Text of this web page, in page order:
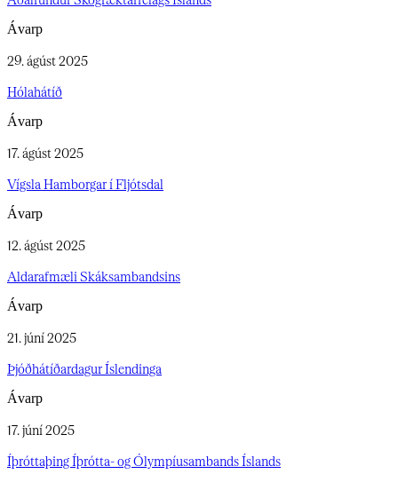
Ávarp
29. ágúst 2025
Hólahátíð​​​​‌ ‍ ​‍​‍‌‍ ‌ ​‍‌‍‍‌‌‍‌ ‌‍‍‌‌‍ ‍​‍​‍​ ‍‍​‍​‍‌ ​ ‌‍​‌‌‍ ‍‌‍‍‌‌ ‌​‌ ‍‌​‍ ‍‌‍‍‌‌‍ ​‍​‍​‍ ​​‍​‍‌‍‍​‌ ​‍‌‍‌‌‌‍‌‍​‍​‍​ ‍‍​‍​‍‌‍‍​‌ ‌​‌ ‌​‌ ​​‌ ​ ​‍ ​‍ ‌‍‌‍‌‍ ‌ ​‍‌ ​ ‌‍‌‌‌ ‌​‌‍‍‌​‍ ‌‌‍‍‌‌ ​ ‌‍ ​‌‍​‌‌‍ ‍‌‍‌​‌ ​ ​‍ ‍‌ ‌‍‌‍‌‌‌ ​‍‌‍​ ‌‍‌‌‌‍ ​​‍ ‍‌‍​‌‌ ​​‌ ​​​‍ ‌ ​ ‌ ‌​‌ ‌‌‌‍‌​‌‍‍‌‌‍ ​‍ ‌‍‍‌‌‍ ‍‌ ‌​‌‍‌‌‌‍ ‍‌ ‌​​‍ ‌‍‌‌‌‍‌​‌‍‍‌‌ ‌​​‍ ‌‍ ‌‌‍ ‌‍‌​‌‍‌‌​ ‌‌ ​​‌ ​‍‌‍‌‌‌ ​ ‌‍‌‌‌‍ ‍‌ ‌​‌‍​‌‌ ‌​‌‍‍‌‌‍ ‌‍ ‍​ ‍ ‌‍‍‌‌‍‌​​ ‌‌‍​ ​ ‍‌​ ‌​​ ‌‌​ ‌‌‌‍​ ‌‍‌‍​ ​ ​‍ ‌‌‍​ ​ ‍‌‌‍‌‌​ ​ ​‍ ‌​ ‌​​ ‌‌​ ‌‌​ ‌ ​‍ ‌​ ‍​​ ‌​‌‍‌​‌‍‌‌​‍ ‌​ ​‌​ ‌ ​ ‌‍​ ​​‌‍​ ​ ‌‌​ ‍‌‌‍‌‌​ ‍‌​ ​‍​ ‌‌‌‍‌‍​ ‍ ‌ ‌​‌ ‍‌‌ ​​‌‍‌‌​ ‌‌ ​ ‌ ​​‌‍‌‌‌‍‌‌‌‍​ ‌‍‍​​ ‍ ‌ ​​‌‍​‌‌ ‌​‌‍‍​​ ‌‌ ‌​‌‍‍‌‌ ‌​‌‍ ​‌‍‌‌​ ‌‍​‍‌‍​‌‌ ​ ‌‍‌‌‌‌‌‌‌ ​‍‌‍ ​​ ‌‌‍‍​‌ ‌​‌ ‌​‌ ​​‌ ​ ​‍‌‌​ ​‍‌​‌‍​‍‌‌​ ​‍‌​‌‍‌‍‌‍‌‍ ‌ ​‍‌ ​ ‌‍‌‌‌ ‌​‌‍‍‌​‍ ‌‌‍‍‌‌ ​ ‌‍ ​‌‍​‌‌‍ ‍‌‍‌​‌ ​ ​‍ ‍‌ ‌‍‌‍‌‌‌ ​‍‌‍​ ‌‍‌‌‌‍ ​​‍ ‍‌‍​‌‌ ​​‌ ​​​‍‌‌​ ​‍‌​‌‍‌ ​ ‌ ‌​‌ ‌‌‌‍‌​‌‍‍‌‌‍ ​‍‌‍‌‍‍‌‌‍‌​​ ‌‌‍​ ​ ‍‌​ ‌​​ ‌‌​ ‌‌‌‍​ ‌‍‌‍​ ​ ​‍ ‌‌‍​ ​ ‍‌‌‍‌‌​ ​ ​‍ ‌​ ‌​​ ‌‌​ ‌‌​ ‌ ​‍ ‌​ ‍​​ ‌​‌‍‌​‌‍‌‌​‍ ‌​ ​‌​ ‌ ​ ‌‍​ ​​‌‍​ ​ ‌‌​ ‍‌‌‍‌‌​ ‍‌​ ​‍​ ‌‌‌‍‌‍​‍‌‍‌ ‌​‌ ‍‌‌ ​​‌‍‌‌​ ‌‌ ​ ‌ ​​‌‍‌‌‌‍‌‌‌‍​ ‌‍‍​​‍‌‍‌ ​​‌‍​‌‌ ‌​‌‍‍​​ ‌‌ ‌​‌‍‍‌‌ ‌​‌‍ ​‌‍‌‌​‍‌‍‌ ​​‌‍‌‌‌ ​‍‌ ​ ‌ ​​‌‍‌‌‌‍​ ‌ ‌​‌‍‍‌‌ ‌‍‌‍‌‌​ ‌‌ ​​‌ ‌‌‌‍​‍‌‍ ​‌‍‍‌‌ ​ ‌‍‍​‌‍‌‌‌‍‌​​‍​‍‌ ‌
Ávarp
17. ágúst 2025
Vígsla Hamborgar í Fljótsdal​​​​‌ ‍ ​‍​‍‌‍ ‌ ​‍‌‍‍‌‌‍‌ ‌‍‍‌‌‍ ‍​‍​‍​ ‍‍​‍​‍‌ ​ ‌‍​‌‌‍ ‍‌‍‍‌‌ ‌​‌ ‍‌​‍ ‍‌‍‍‌‌‍ ​‍​‍​‍ ​​‍​‍‌‍‍​‌ ​‍‌‍‌‌‌‍‌‍​‍​‍​ ‍‍​‍​‍‌‍‍​‌ ‌​‌ ‌​‌ ​​‌ ​ ​‍ ​‍ ‌‍‌‍‌‍ ‌ ​‍‌ ​ ‌‍‌‌‌ ‌​‌‍‍‌​‍ ‌‌‍‍‌‌ ​ ‌‍ ​‌‍​‌‌‍ ‍‌‍‌​‌ ​ ​‍ ‍‌ ‌‍‌‍‌‌‌ ​‍‌‍​ ‌‍‌‌‌‍ ​​‍ ‍‌‍​‌‌ ​​‌ ​​​‍ ‌ ​ ‌ ‌​‌ ‌‌‌‍‌​‌‍‍‌‌‍ ​‍ ‌‍‍‌‌‍ ‍‌ ‌​‌‍‌‌‌‍ ‍‌ ‌​​‍ ‌‍‌‌‌‍‌​‌‍‍‌‌ ‌​​‍ ‌‍ ‌‌‍ ‌‍‌​‌‍‌‌​ ‌‌ ​​‌ ​‍‌‍‌‌‌ ​ ‌‍‌‌‌‍ ‍‌ ‌​‌‍​‌‌ ‌​‌‍‍‌‌‍ ‌‍ ‍​ ‍ ‌‍‍‌‌‍‌​​ ‌​ ​​​ ‍​​ ‌​​ ‍​​ ‍‌​ ‍‌​ ​‌‌‍​‍​‍ ‌​ ​‍​ ‌‍‌‍‌‌​ ‌ ​‍ ‌​ ‌​‌‍​ ​ ​‌‌‍​‍​‍ ‌​ ‍‌​ ‍​​ ‌‌​ ‌ ​‍ ‌‌‍‌‍​ ​‌‌‍​‍​ ​ ​ ​‌‌‍‌​​ ‍‌​ ‍​​ ​ ‌‍‌‍​ ‍‌‌‍​ ​ ‍ ‌ ‌​‌ ‍‌‌ ​​‌‍‌‌​ ‌‌ ​ ‌ ​​‌‍‌‌‌‍‌‌‌‍​ ‌‍‍​​ ‍ ‌ ​​‌‍​‌‌ ‌​‌‍‍​​ ‌‌ ‌​‌‍‍‌‌ ‌​‌‍ ​‌‍‌‌​ ‌‍​‍‌‍​‌‌ ​ ‌‍‌‌‌‌‌‌‌ ​‍‌‍ ​​ ‌‌‍‍​‌ ‌​‌ ‌​‌ ​​‌ ​ ​‍‌‌​ ​‍‌​‌‍​‍‌‌​ ​‍‌​‌‍‌‍‌‍‌‍ ‌ ​‍‌ ​ ‌‍‌‌‌ ‌​‌‍‍‌​‍ ‌‌‍‍‌‌ ​ ‌‍ ​‌‍​‌‌‍ ‍‌‍‌​‌ ​ ​‍ ‍‌ ‌‍‌‍‌‌‌ ​‍‌‍​ ‌‍‌‌‌‍ ​​‍ ‍‌‍​‌‌ ​​‌ ​​​‍‌‌​ ​‍‌​‌‍‌ ​ ‌ ‌​‌ ‌‌‌‍‌​‌‍‍‌‌‍ ​‍‌‍‌‍‍‌‌‍‌​​ ‌​ ​​​ ‍​​ ‌​​ ‍​​ ‍‌​ ‍‌​ ​‌‌‍​‍​‍ ‌​ ​‍​ ‌‍‌‍‌‌​ ‌ ​‍ ‌​ ‌​‌‍​ ​ ​‌‌‍​‍​‍ ‌​ ‍‌​ ‍​​ ‌‌​ ‌ ​‍ ‌‌‍‌‍​ ​‌‌‍​‍​ ​ ​ ​‌‌‍‌​​ ‍‌​ ‍​​ ​ ‌‍‌‍​ ‍‌‌‍​ ​‍‌‍‌ ‌​‌ ‍‌‌ ​​‌‍‌‌​ ‌‌ ​ ‌ ​​‌‍‌‌‌‍‌‌‌‍​ ‌‍‍​​‍‌‍‌ ​​‌‍​‌‌ ‌​‌‍‍​​ ‌‌ ‌​‌‍‍‌‌ ‌​‌‍ ​‌‍‌‌​‍‌‍‌ ​​‌‍‌‌‌ ​‍‌ ​ ‌ ​​‌‍‌‌‌‍​ ‌ ‌​‌‍‍‌‌ ‌‍‌‍‌‌​ ‌‌ ​​‌ ‌‌‌‍​‍‌‍ ​‌‍‍‌‌ ​ ‌‍‍​‌‍‌‌‌‍‌​​‍​‍‌ ‌
Ávarp
12. ágúst 2025
Aldarafmæli Skáksambandsins​​​​‌ ‍ ​‍​‍‌‍ ‌ ​‍‌‍‍‌‌‍‌ ‌‍‍‌‌‍ ‍​‍​‍​ ‍‍​‍​‍‌ ​ ‌‍​‌‌‍ ‍‌‍‍‌‌ ‌​‌ ‍‌​‍ ‍‌‍‍‌‌‍ ​‍​‍​‍ ​​‍​‍‌‍‍​‌ ​‍‌‍‌‌‌‍‌‍​‍​‍​ ‍‍​‍​‍‌‍‍​‌ ‌​‌ ‌​‌ ​​‌ ​ ​‍ ​‍ ‌‍‌‍‌‍ ‌ ​‍‌ ​ ‌‍‌‌‌ ‌​‌‍‍‌​‍ ‌‌‍‍‌‌ ​ ‌‍ ​‌‍​‌‌‍ ‍‌‍‌​‌ ​ ​‍ ‍‌ ‌‍‌‍‌‌‌ ​‍‌‍​ ‌‍‌‌‌‍ ​​‍ ‍‌‍​‌‌ ​​‌ ​​​‍ ‌ ​ ‌ ‌​‌ ‌‌‌‍‌​‌‍‍‌‌‍ ​‍ ‌‍‍‌‌‍ ‍‌ ‌​‌‍‌‌‌‍ ‍‌ ‌​​‍ ‌‍‌‌‌‍‌​‌‍‍‌‌ ‌​​‍ ‌‍ ‌‌‍ ‌‍‌​‌‍‌‌​ ‌‌ ​​‌ ​‍‌‍‌‌‌ ​ ‌‍‌‌‌‍ ‍‌ ‌​‌‍​‌‌ ‌​‌‍‍‌‌‍ ‌‍ ‍​ ‍ ‌‍‍‌‌‍‌​​ ‌​ ‌‌​ ‌‌​ ​‍​ ​‍​ ‌ ​ ‌‌‌‍​‍​ ​​​‍ ‌​ ‌‌​ ‌‍‌‍‌​​ ‌‍​‍ ‌​ ‌​​ ‍​​ ​‌​ ‍​​‍ ‌‌‍​‍​ ‌​‌‍​ ​ ‌‌​‍ ‌​ ‌‍​ ​ ​ ​‌​ ​‍​ ‌​​ ​ ‌‍‌‌​ ‍‌‌‍‌​​ ‌‌‌‍​‌‌‍​‍​ ‍ ‌ ‌​‌ ‍‌‌ ​​‌‍‌‌​ ‌‌ ​ ‌ ​​‌‍‌‌‌‍‌‌‌‍​ ‌‍‍​​ ‍ ‌ ​​‌‍​‌‌ ‌​‌‍‍​​ ‌‌ ‌​‌‍‍‌‌ ‌​‌‍ ​‌‍‌‌​ ‌‍​‍‌‍​‌‌ ​ ‌‍‌‌‌‌‌‌‌ ​‍‌‍ ​​ ‌‌‍‍​‌ ‌​‌ ‌​‌ ​​‌ ​ ​‍‌‌​ ​‍‌​‌‍​‍‌‌​ ​‍‌​‌‍‌‍‌‍‌‍ ‌ ​‍‌ ​ ‌‍‌‌‌ ‌​‌‍‍‌​‍ ‌‌‍‍‌‌ ​ ‌‍ ​‌‍​‌‌‍ ‍‌‍‌​‌ ​ ​‍ ‍‌ ‌‍‌‍‌‌‌ ​‍‌‍​ ‌‍‌‌‌‍ ​​‍ ‍‌‍​‌‌ ​​‌ ​​​‍‌‌​ ​‍‌​‌‍‌ ​ ‌ ‌​‌ ‌‌‌‍‌​‌‍‍‌‌‍ ​‍‌‍‌‍‍‌‌‍‌​​ ‌​ ‌‌​ ‌‌​ ​‍​ ​‍​ ‌ ​ ‌‌‌‍​‍​ ​​​‍ ‌​ ‌‌​ ‌‍‌‍‌​​ ‌‍​‍ ‌​ ‌​​ ‍​​ ​‌​ ‍​​‍ ‌‌‍​‍​ ‌​‌‍​ ​ ‌‌​‍ ‌​ ‌‍​ ​ ​ ​‌​ ​‍​ ‌​​ ​ ‌‍‌‌​ ‍‌‌‍‌​​ ‌‌‌‍​‌‌‍​‍​‍‌‍‌ ‌​‌ ‍‌‌ ​​‌‍‌‌​ ‌‌ ​ ‌ ​​‌‍‌‌‌‍‌‌‌‍​ ‌‍‍​​‍‌‍‌ ​​‌‍​‌‌ ‌​‌‍‍​​ ‌‌ ‌​‌‍‍‌‌ ‌​‌‍ ​‌‍‌‌​‍‌‍‌ ​​‌‍‌‌‌ ​‍‌ ​ ‌ ​​‌‍‌‌‌‍​ ‌ ‌​‌‍‍‌‌ ‌‍‌‍‌‌​ ‌‌ ​​‌ ‌‌‌‍​‍‌‍ ​‌‍‍‌‌ ​ ‌‍‍​‌‍‌‌‌‍‌​​‍​‍‌ ‌
Ávarp
21. júní 2025
Þjóðhátíðardagur Íslendinga​​​​‌ ‍ ​‍​‍‌‍ ‌ ​‍‌‍‍‌‌‍‌ ‌‍‍‌‌‍ ‍​‍​‍​ ‍‍​‍​‍‌ ​ ‌‍​‌‌‍ ‍‌‍‍‌‌ ‌​‌ ‍‌​‍ ‍‌‍‍‌‌‍ ​‍​‍​‍ ​​‍​‍‌‍‍​‌ ​‍‌‍‌‌‌‍‌‍​‍​‍​ ‍‍​‍​‍‌‍‍​‌ ‌​‌ ‌​‌ ​​‌ ​ ​‍ ​‍ ‌‍‌‍‌‍ ‌ ​‍‌ ​ ‌‍‌‌‌ ‌​‌‍‍‌​‍ ‌‌‍‍‌‌ ​ ‌‍ ​‌‍​‌‌‍ ‍‌‍‌​‌ ​ ​‍ ‍‌ ‌‍‌‍‌‌‌ ​‍‌‍​ ‌‍‌‌‌‍ ​​‍ ‍‌‍​‌‌ ​​‌ ​​​‍ ‌ ​ ‌ ‌​‌ ‌‌‌‍‌​‌‍‍‌‌‍ ​‍ ‌‍‍‌‌‍ ‍‌ ‌​‌‍‌‌‌‍ ‍‌ ‌​​‍ ‌‍‌‌‌‍‌​‌‍‍‌‌ ‌​​‍ ‌‍ ‌‌‍ ‌‍‌​‌‍‌‌​ ‌‌ ​​‌ ​‍‌‍‌‌‌ ​ ‌‍‌‌‌‍ ‍‌ ‌​‌‍​‌‌ ‌​‌‍‍‌‌‍ ‌‍ ‍​ ‍ ‌‍‍‌‌‍‌​​ ‌​ ‌​‌‍‌​​ ​​‌‍​ ‌‍‌‌‌‍​‌​ ​‍​ ‌ ​‍ ‌‌‍‌​​ ​ ‌‍‌‍​ ‍​​‍ ‌​ ‌​‌‍‌‌‌‍​ ‌‍‌‍​‍ ‌‌‍​‌​ ‌​‌‍​‍​ ​‌​‍ ‌‌‍​ ‌‍‌‍​ ​‌​ ‍​​ ‌‍​ ‍‌‌‍​ ‌‍‌‌​ ‌‌‌‍‌​​ ​​​ ‍‌​ ‍ ‌ ‌​‌ ‍‌‌ ​​‌‍‌‌​ ‌‌ ​ ‌ ​​‌‍‌‌‌‍‌‌‌‍​ ‌‍‍​​ ‍ ‌ ​​‌‍​‌‌ ‌​‌‍‍​​ ‌‌ ‌​‌‍‍‌‌ ‌​‌‍ ​‌‍‌‌​ ‌‍​‍‌‍​‌‌ ​ ‌‍‌‌‌‌‌‌‌ ​‍‌‍ ​​ ‌‌‍‍​‌ ‌​‌ ‌​‌ ​​‌ ​ ​‍‌‌​ ​‍‌​‌‍​‍‌‌​ ​‍‌​‌‍‌‍‌‍‌‍ ‌ ​‍‌ ​ ‌‍‌‌‌ ‌​‌‍‍‌​‍ ‌‌‍‍‌‌ ​ ‌‍ ​‌‍​‌‌‍ ‍‌‍‌​‌ ​ ​‍ ‍‌ ‌‍‌‍‌‌‌ ​‍‌‍​ ‌‍‌‌‌‍ ​​‍ ‍‌‍​‌‌ ​​‌ ​​​‍‌‌​ ​‍‌​‌‍‌ ​ ‌ ‌​‌ ‌‌‌‍‌​‌‍‍‌‌‍ ​‍‌‍‌‍‍‌‌‍‌​​ ‌​ ‌​‌‍‌​​ ​​‌‍​ ‌‍‌‌‌‍​‌​ ​‍​ ‌ ​‍ ‌‌‍‌​​ ​ ‌‍‌‍​ ‍​​‍ ‌​ ‌​‌‍‌‌‌‍​ ‌‍‌‍​‍ ‌‌‍​‌​ ‌​‌‍​‍​ ​‌​‍ ‌‌‍​ ‌‍‌‍​ ​‌​ ‍​​ ‌‍​ ‍‌‌‍​ ‌‍‌‌​ ‌‌‌‍‌​​ ​​​ ‍‌​‍‌‍‌ ‌​‌ ‍‌‌ ​​‌‍‌‌​ ‌‌ ​ ‌ ​​‌‍‌‌‌‍‌‌‌‍​ ‌‍‍​​‍‌‍‌ ​​‌‍​‌‌ ‌​‌‍‍​​ ‌‌ ‌​‌‍‍‌‌ ‌​‌‍ ​‌‍‌‌​‍‌‍‌ ​​‌‍‌‌‌ ​‍‌ ​ ‌ ​​‌‍‌‌‌‍​ ‌ ‌​‌‍‍‌‌ ‌‍‌‍‌‌​ ‌‌ ​​‌ ‌‌‌‍​‍‌‍ ​‌‍‍‌‌ ​ ‌‍‍​‌‍‌‌‌‍‌​​‍​‍‌ ‌
Ávarp
17. júní 2025
Íþróttaþing Íþrótta- og Ólympíusambands Íslands​​​​‌ ‍ ​‍​‍‌‍ ‌ ​‍‌‍‍‌‌‍‌ ‌‍‍‌‌‍ ‍​‍​‍​ ‍‍​‍​‍‌ ​ ‌‍​‌‌‍ ‍‌‍‍‌‌ ‌​‌ ‍‌​‍ ‍‌‍‍‌‌‍ ​‍​‍​‍ ​​‍​‍‌‍‍​‌ ​‍‌‍‌‌‌‍‌‍​‍​‍​ ‍‍​‍​‍‌‍‍​‌ ‌​‌ ‌​‌ ​​‌ ​ ​‍ ​‍ ‌‍‌‍‌‍ ‌ ​‍‌ ​ ‌‍‌‌‌ ‌​‌‍‍‌​‍ ‌‌‍‍‌‌ ​ ‌‍ ​‌‍​‌‌‍ ‍‌‍‌​‌ ​ ​‍ ‍‌ ‌‍‌‍‌‌‌ ​‍‌‍​ ‌‍‌‌‌‍ ​​‍ ‍‌‍​‌‌ ​​‌ ​​​‍ ‌ ​ ‌ ‌​‌ ‌‌‌‍‌​‌‍‍‌‌‍ ​‍ ‌‍‍‌‌‍ ‍‌ ‌​‌‍‌‌‌‍ ‍‌ ‌​​‍ ‌‍‌‌‌‍‌​‌‍‍‌‌ ‌​​‍ ‌‍ ‌‌‍ ‌‍‌​‌‍‌‌​ ‌‌ ​​‌ ​‍‌‍‌‌‌ ​ ‌‍‌‌‌‍ ‍‌ ‌​‌‍​‌‌ ‌​‌‍‍‌‌‍ ‌‍ ‍​ ‍ ‌‍‍‌‌‍‌​​ ‌​ ​ ‌‍​ ‌‍‌​‌‍‌​​ ​ ‌‍‌​​ ‌​​ ‍‌​‍ ‌​ ​ ‌‍​‍‌‍​‍‌‍​‌​‍ ‌​ ‌​​ ‌‌​ ‌​‌‍‌​​‍ ‌‌‍​‍‌‍‌​‌‍‌​​ ​‌​‍ ‌​ ​ ​ ‍‌‌‍‌‍​ ‌​‌‍​‍‌‍​‌​ ‌‍​ ​​‌‍‌‌‌‍​‌​ ​​​ ‍​​ ‍ ‌ ‌​‌ ‍‌‌ ​​‌‍‌‌​ ‌‌ ​ ‌ ​​‌‍‌‌‌‍‌‌‌‍​ ‌‍‍​​ ‍ ‌ ​​‌‍​‌‌ ‌​‌‍‍​​ ‌‌ ‌​‌‍‍‌‌ ‌​‌‍ ​‌‍‌‌​ ‌‍​‍‌‍​‌‌ ​ ‌‍‌‌‌‌‌‌‌ ​‍‌‍ ​​ ‌‌‍‍​‌ ‌​‌ ‌​‌ ​​‌ ​ ​‍‌‌​ ​‍‌​‌‍​‍‌‌​ ​‍‌​‌‍‌‍‌‍‌‍ ‌ ​‍‌ ​ ‌‍‌‌‌ ‌​‌‍‍‌​‍ ‌‌‍‍‌‌ ​ ‌‍ ​‌‍​‌‌‍ ‍‌‍‌​‌ ​ ​‍ ‍‌ ‌‍‌‍‌‌‌ ​‍‌‍​ ‌‍‌‌‌‍ ​​‍ ‍‌‍​‌‌ ​​‌ ​​​‍‌‌​ ​‍‌​‌‍‌ ​ ‌ ‌​‌ ‌‌‌‍‌​‌‍‍‌‌‍ ​‍‌‍‌‍‍‌‌‍‌​​ ‌​ ​ ‌‍​ ‌‍‌​‌‍‌​​ ​ ‌‍‌​​ ‌​​ ‍‌​‍ ‌​ ​ ‌‍​‍‌‍​‍‌‍​‌​‍ ‌​ ‌​​ ‌‌​ ‌​‌‍‌​​‍ ‌‌‍​‍‌‍‌​‌‍‌​​ ​‌​‍ ‌​ ​ ​ ‍‌‌‍‌‍​ ‌​‌‍​‍‌‍​‌​ ‌‍​ ​​‌‍‌‌‌‍​‌​ ​​​ ‍​​‍‌‍‌ ‌​‌ ‍‌‌ ​​‌‍‌‌​ ‌‌ ​ ‌ ​​‌‍‌‌‌‍‌‌‌‍​ ‌‍‍​​‍‌‍‌ ​​‌‍​‌‌ ‌​‌‍‍​​ ‌‌ ‌​‌‍‍‌‌ ‌​‌‍ ​‌‍‌‌​‍‌‍‌ ​​‌‍‌‌‌ ​‍‌ ​ ‌ ​​‌‍‌‌‌‍​ ‌ ‌​‌‍‍‌‌ ‌‍‌‍‌‌​ ‌‌ ​​‌ ‌‌‌‍​‍‌‍ ​‌‍‍‌‌ ​ ‌‍‍​‌‍‌‌‌‍‌​​‍​‍‌ ‌